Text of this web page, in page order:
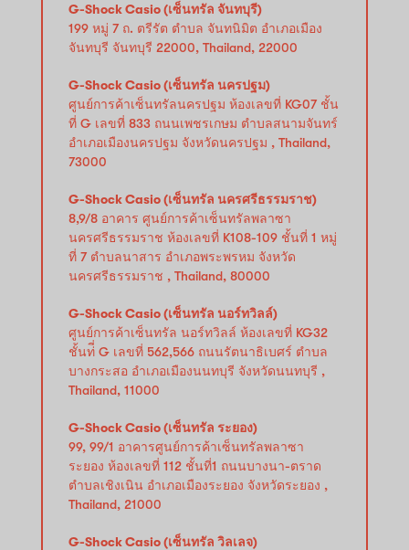
G-Shock Casio (เซ็นทรัล จันทบุรี)
199 หมู่ 7 ถ. ตรีรัต ตำบล จันทนิมิต อำเภอเมือง
จันทบุรี จันทบุรี 22000, Thailand, 22000
G-Shock Casio (เซ็นทรัล นครปฐม)
ศูนย์การค้าเซ็นทรัลนครปฐม ห้องเลขที่ KG07 ชั้น
ที่ G เลขที่ 833 ถนนเพชรเกษม ตำบลสนามจันทร์
อำเภอเมืองนครปฐม จังหวัดนครปฐม , Thailand,
73000
G-Shock Casio (เซ็นทรัล นครศรีธรรมราช)
8,9/8 อาคาร ศูนย์การค้าเซ็นทรัลพลาซา
นครศรีธรรมราช ห้องเลขที่ K108-109 ชั้นที่ 1 หมู่
ที่ 7 ตำบลนาสาร อำเภอพระพรหม จังหวัด
นครศรีธรรมราช , Thailand, 80000
G-Shock Casio (เซ็นทรัล นอร์ทวิลล์)
ศูนย์การค้าเซ็นทรัล นอร์ทวิลล์ ห้องเลขที่ KG32
ชั้นท่ี่ G เลขที่ 562,566 ถนนรัตนาธิเบศร์ ตำบล
บางกระสอ อำเภอเมืองนนทบุรี จังหวัดนนทบุรี ,
Thailand, 11000
G-Shock Casio (เซ็นทรัล ระยอง)
99, 99/1 อาคารศูนย์การค้าเซ็นทรัลพลาซา
ระยอง ห้องเลขที่ 112 ชั้นที่1 ถนนบางนา-ตราด
ตำบลเชิงเนิน อำเภอเมืองระยอง จังหวัดระยอง ,
Thailand, 21000
G-Shock Casio (เซ็นทรัล วิลเลจ)